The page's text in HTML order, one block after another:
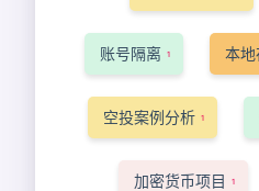
账号隔离 1 本
空投案例分析 1
加密货币项目 1